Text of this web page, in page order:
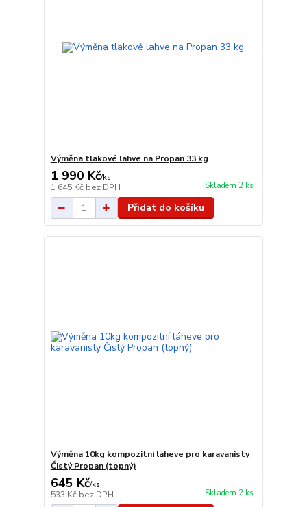
Výměna tlakové lahve na Propan 33 kg
1 990 Kč/ks
1 645 Kč bez DPH Skladem 2 ks
Přidat do košíku
Výměna 10kg kompozitní láheve pro karavanisty
Čistý Propan (topný)
645 Kč/ks
533 Kč bez DPH Skladem 2 ks